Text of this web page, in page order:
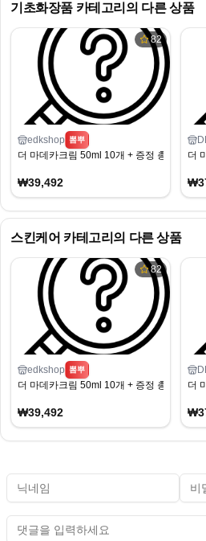
기초화장품 카테고리의 다른 상품
82
edkshop 뽐뿌
더 마데카크림 50ml 10개 + 증정 총 20ml
₩39,492
더
스킨케어 카테고리의 다른 상품
82
edkshop 뽐뿌
더 마데카크림 50ml 10개 + 증정 총 20ml
₩39,492
더